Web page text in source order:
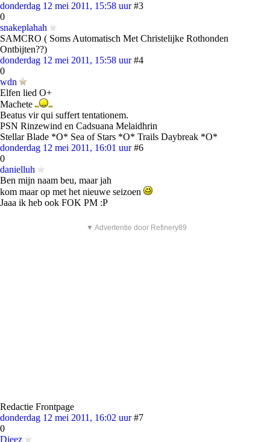
donderdag 12 mei 2011, 15:58 uur #3
0
snakeplahah
SAMCRO ( Soms Automatisch Met Christelijke Rothonden
Ontbijten??)
donderdag 12 mei 2011, 15:58 uur #4
0
wdn
Elfen lied O+
Machete
Beatus vir qui suffert tentationem.
PSN Rinzewind en Cadsuana Melaidhrin
Stellar Blade *O* Sea of Stars *O* Trails Daybreak *O*
donderdag 12 mei 2011, 16:01 uur #6
0
danielluh
Ben mijn naam beu, maar jah
kom maar op met het nieuwe seizoen
Jaaa ik heb ook FOK PM :P
▼ Advertentie door Refinery89
Redactie Frontpage
donderdag 12 mei 2011, 16:02 uur #7
0
Djeez